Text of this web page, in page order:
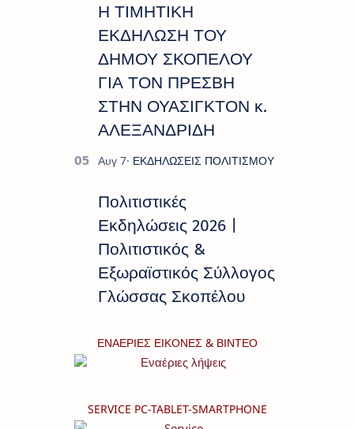
Η ΤΙΜΗΤΙΚΗ
ΕΚΔΗΛΩΣΗ ΤΟΥ
ΔΗΜΟΥ ΣΚΟΠΕΛΟΥ
ΓΙΑ ΤΟΝ ΠΡΕΣΒΗ
ΣΤΗΝ ΟΥΑΣΙΓΚΤΟΝ κ.
ΑΛΕΞΑΝΔΡΙΔΗ
Πολιτιστικές
Εκδηλώσεις 2026 |
Πολιτιστικός &
Εξωραϊστικός Σύλλογος
Γλώσσας Σκοπέλου
ΕΝΑΕΡΙΕΣ ΕΙΚΟΝΕΣ & ΒΙΝΤΕΟ
SERVICE PC-TABLET-SMARTPHONE